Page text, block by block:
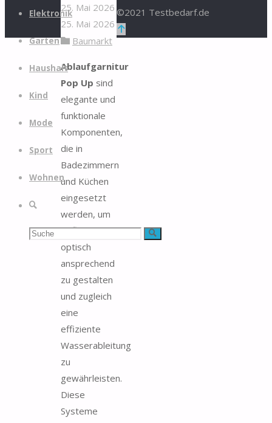
Elektronik
Garten
Haushalt
Kind
Mode
Sport
Wohnen
Suche
Suchen Suche
25. Mai 2026
25. Mai 2026
Baumarkt
Ablaufgarnitur
Pop Up sind
elegante und
funktionale
Komponenten,
die in
Badezimmern
und Küchen
eingesetzt
werden, um
Abflüsse
optisch
ansprechend
zu gestalten
und zugleich
eine
effiziente
Wasserableitung
zu
gewährleisten.
Diese
Systeme
©2021 Testbedarf.de
Zurück
oben